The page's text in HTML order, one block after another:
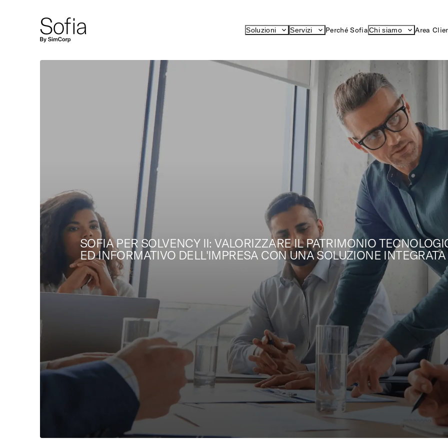
Soluzioni Servizi Perché SofiaChi siamo Area
SOFIA PER SOLVENCY II: VALORIZZARE IL PATRIMONIO
ED INFORMATIVO DELL'IMPRESA CON UNA SOLUZIONE INTEGRATA